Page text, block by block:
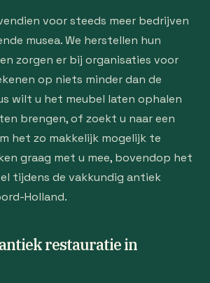
voor steeds meer bedrijven
musea. We herstellen hun
zorgen er bij organisaties voor
op niets minder dan de
wilt u het meubel laten ophalen
brengen, of zoekt u naar een
het zo makkelijk mogelijk te
graag met u mee, bovendop het
tijdens de vakkundig antiek
Holland.
restauratie in